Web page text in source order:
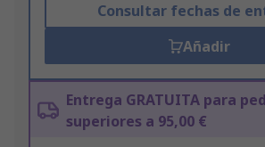
Consultar fechas de
Añadir
Entrega GRATUITA para
superiores a 95,00 €